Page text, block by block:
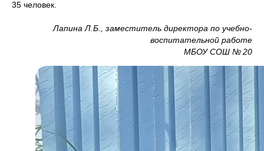
35 человек.
Лапина Л.Б., заместитель директора по учебно-
воспитательной работе
МБОУ СОШ № 20